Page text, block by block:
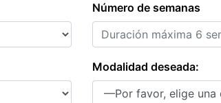
Número de semanas
Modalidad deseada: